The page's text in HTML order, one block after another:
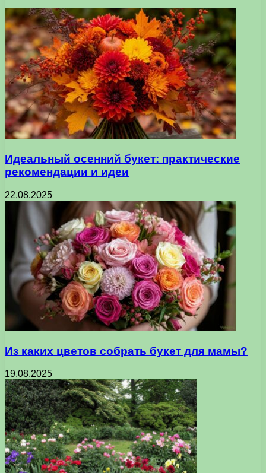
Идеальный осенний букет: практические
рекомендации и идеи
22.08.2025
Из каких цветов собрать букет для мамы?
19.08.2025